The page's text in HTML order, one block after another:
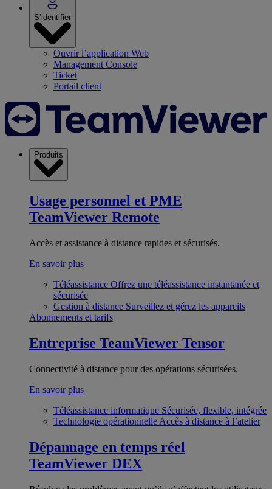
S’identifier
Ouvrir l’application Web
Management Console
Ticket
Portail client
Produits
Usage personnel et PME
TeamViewer Remote
Accès et assistance à distance rapides et sécurisés.
En savoir plus
Téléassistance Offrez une téléassistance instantanée et
sécurisée
Gestion à distance Surveillez et gérez les appareils
Abonnements et tarifs
Entreprise TeamViewer Tensor
Connectivité à distance pour des opérations sécurisées.
En savoir plus
Téléassistance informatique Sécurisée, flexible, intégrée
Technologie opérationnelle Accès à distance à l’atelier
Dépannage en temps réel
TeamViewer DEX